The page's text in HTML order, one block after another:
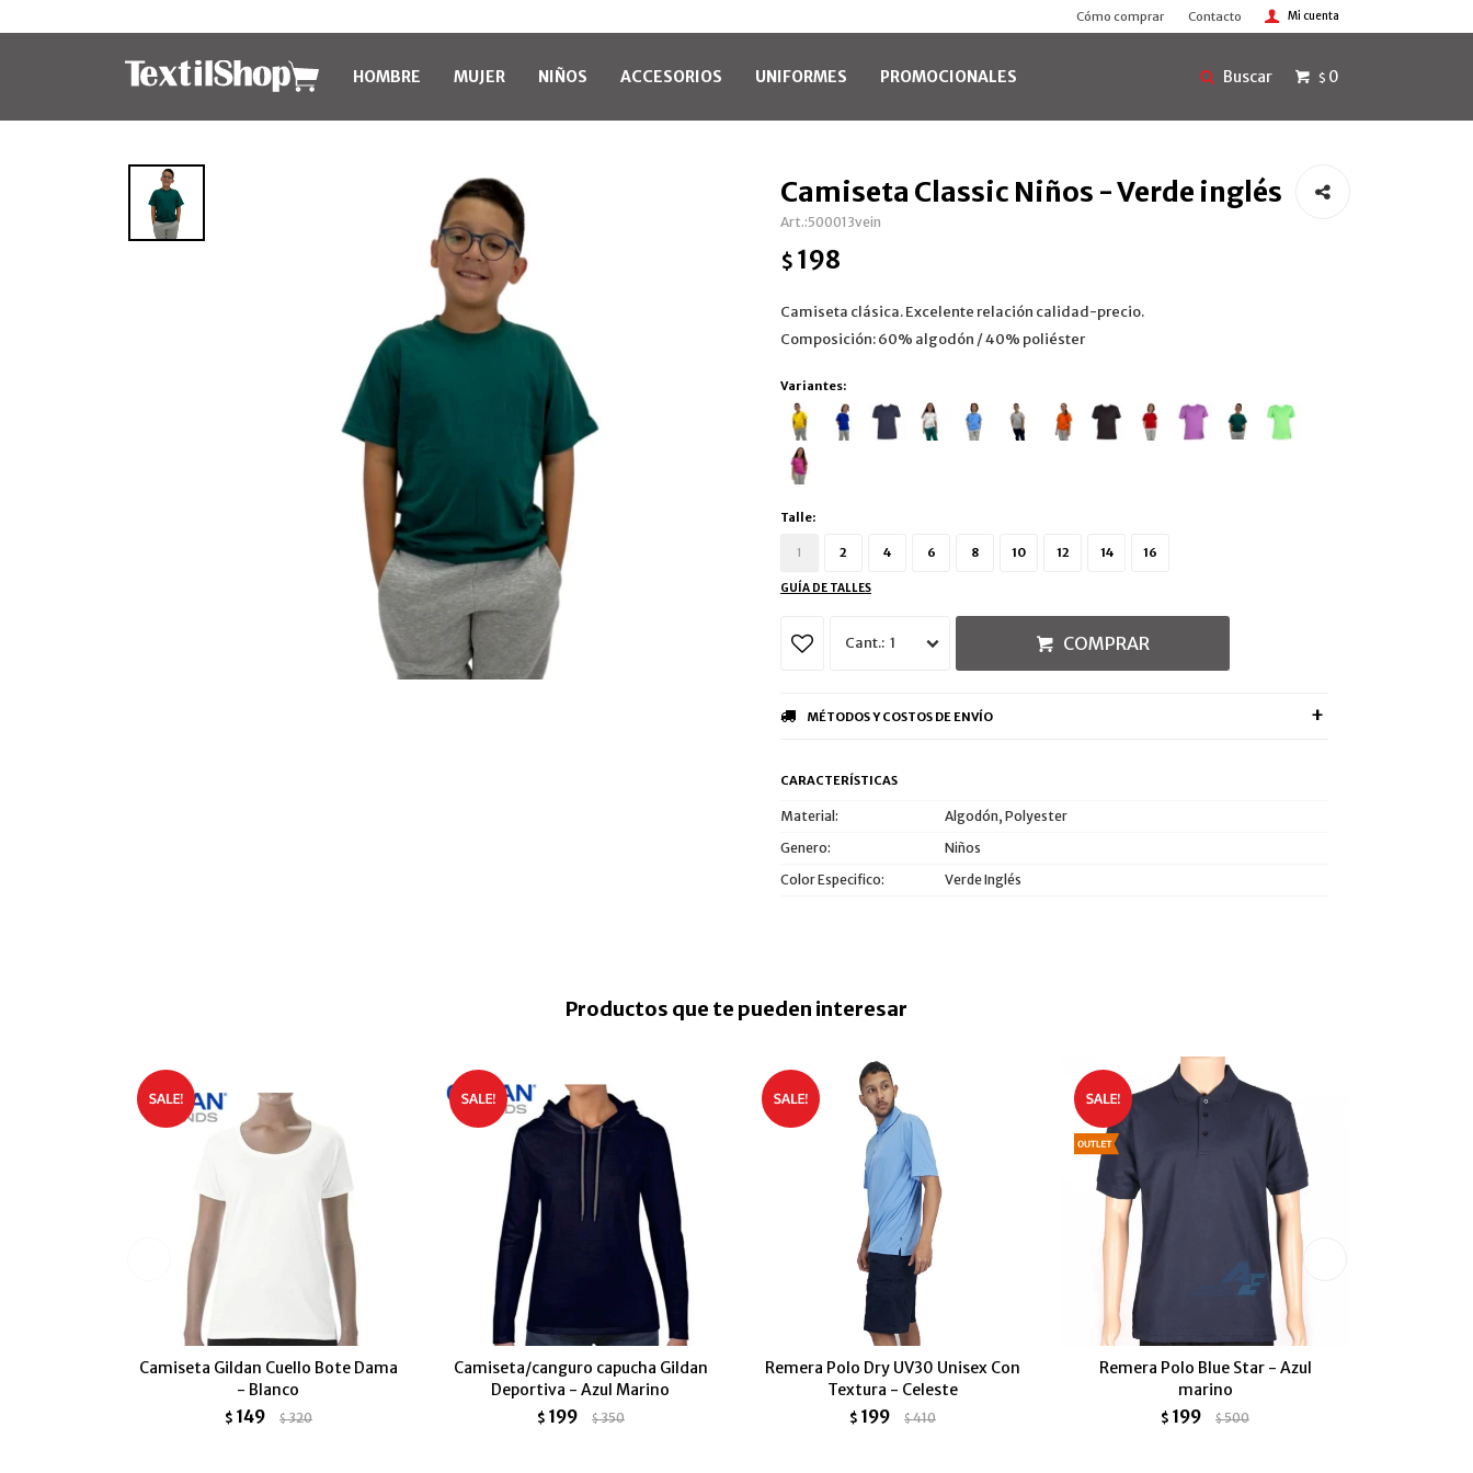
HOMBRE MUJER NIÑOS ACCESORIOS UNIFORMES PROMOCIONALES $ 0
Cómo comprar Contacto
Camiseta Classic Niños - Verde inglés
500013vein
$ 198
Camiseta clásica. Excelente relación calidad-precio.
Composición: 60% algodón / 40% poliéster
Variantes:
Talle:
1 2 4 6 8 10 12 14 16
GUÍA DE TALLES
1 COMPRAR
MÉTODOS Y COSTOS DE ENVÍO
CARACTERÍSTICAS
Material
Algodón, Polyester
Genero
Niños
Color Especifico
Verde Inglés
Productos que te pueden interesar
Camiseta Gildan Cuello Bote Dama
- Blanco
$ 149 $320
Camiseta/canguro capucha Gildan
Deportiva - Azul Marino
$ 199 $350
Remera Polo Dry UV30 Unisex Con
Textura - Celeste
$ 199 $410
Remera Polo Blue Star - Azul
marino
$ 199 $500